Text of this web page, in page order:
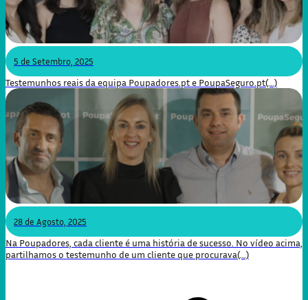
5 de Setembro, 2025
Testemunhos reais da equipa Poupadores.pt e PoupaSeguro.pt(...)
28 de Agosto, 2025
Na Poupadores, cada cliente é uma história de sucesso. No vídeo acima,
partilhamos o testemunho de um cliente que procurava(...)